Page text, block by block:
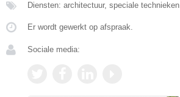
Diensten: architectuur, speciale technieken
Er wordt gewerkt op afspraak.
Sociale media: